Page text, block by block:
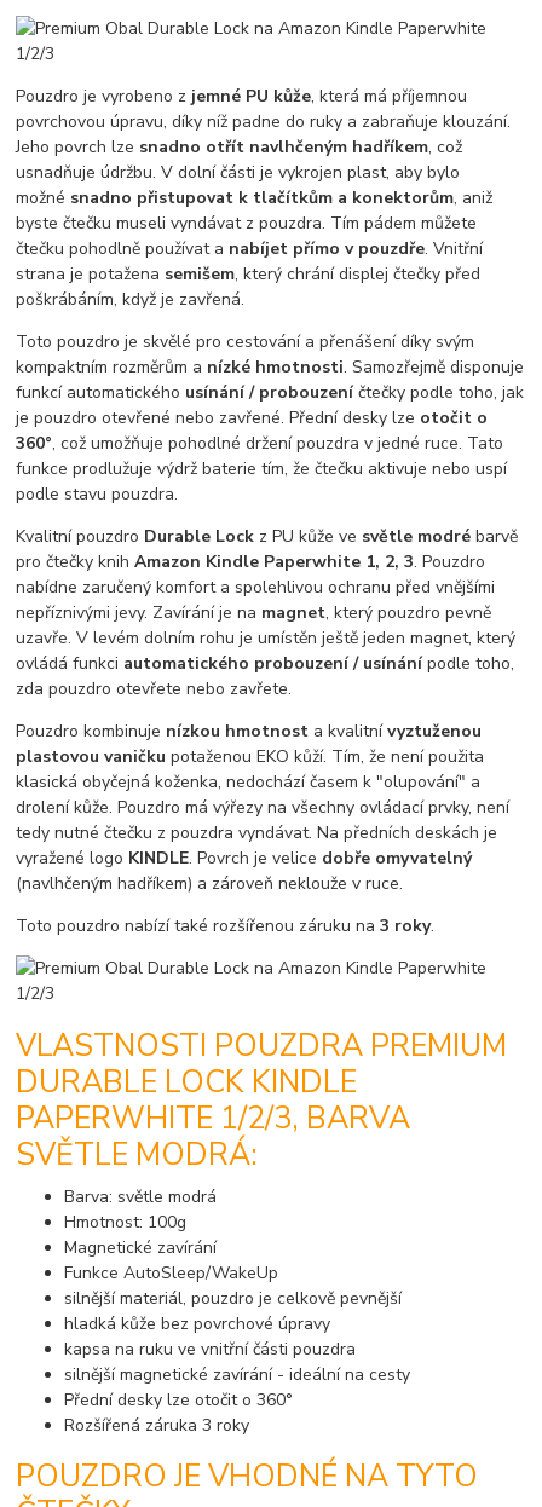
Pouzdro je vyrobeno z jemné PU kůže, která má příjemnou
povrchovou úpravu, díky níž padne do ruky a zabraňuje klouzání.
Jeho povrch lze snadno otřít navlhčeným hadříkem, což
usnadňuje údržbu. V dolní části je vykrojen plast, aby bylo
možné snadno přistupovat k tlačítkům a konektorům, aniž
byste čtečku museli vyndávat z pouzdra. Tím pádem můžete
čtečku pohodlně používat a nabíjet přímo v pouzdře. Vnitřní
strana je potažena semišem, který chrání displej čtečky před
poškrábáním, když je zavřená.
Toto pouzdro je skvělé pro cestování a přenášení díky svým
kompaktním rozměrům a nízké hmotnosti. Samozřejmě disponuje
funkcí automatického usínání / probouzeníčtečky podle toho, jak
je pouzdro otevřené nebo zavřené. Přední desky lze otočit o
360°, což umožňuje pohodlné držení pouzdra v jedné ruce. Tato
funkce prodlužuje výdrž baterie tím, že čtečku aktivuje nebo uspí
podle stavu pouzdra.
Kvalitní pouzdro Durable Lock z PU kůže ve světle modrébarvě
pro čtečky knihAmazon Kindle Paperwhite 1, 2, 3. Pouzdro
nabídne zaručený komfort a spolehlivou ochranu před vnějšími
nepříznivými jevy. Zavírání je na magnet, který pouzdro pevně
uzavře. V levém dolním rohu je umístěn ještě jeden magnet, který
ovládá funkci automatického probouzení / usínánípodle toho,
zda pouzdro otevřete nebo zavřete.
Pouzdro kombinuje nízkou hmotnost a kvalitnívyztuženou
plastovou vaničku potaženou EKO kůží. Tím, že není použita
klasická obyčejná koženka, nedochází časem k "olupování" a
drolení kůže. Pouzdro má výřezy na všechny ovládací prvky, není
tedy nutné čtečku z pouzdra vyndávat. Na předních deskách je
vyražené logo KINDLE. Povrch je velice dobře omyvatelný
(navlhčeným hadříkem) a zároveň neklouže v ruce.
Toto pouzdro nabízí také rozšířenou záruku na3 roky.
VLASTNOSTI POUZDRA PREMIUM
DURABLE LOCK KINDLE
PAPERWHITE 1/2/3, BARVA
SVĚTLE MODRÁ:
Barva: světle modrá
Hmotnost: 100g
Magnetické zavírání
Funkce AutoSleep/WakeUp
silnější materiál, pouzdro je celkově pevnější
hladká kůže bez povrchové úpravy
kapsa na ruku ve vnitřní části pouzdra
silnější magnetické zavírání - ideální na cesty
Přední desky lze otočit o 360°
Rozšířená záruka 3 roky
POUZDRO JE VHODNÉ NA TYTO